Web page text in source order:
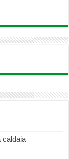
caldaia